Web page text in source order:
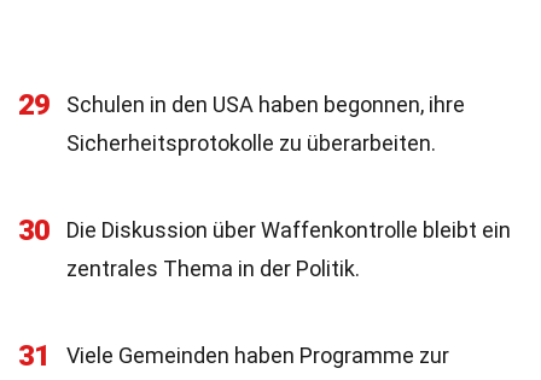
29
Schulen in den USA haben begonnen, ihre
Sicherheitsprotokolle zu überarbeiten.
30
Die Diskussion über Waffenkontrolle bleibt ein
zentrales Thema in der Politik.
31
Viele Gemeinden haben Programme zur